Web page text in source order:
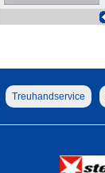
Treuhandservice